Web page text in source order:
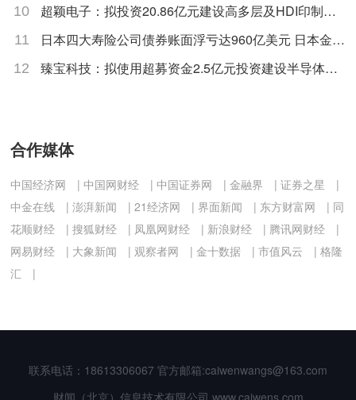
投资顾问业务人员的业绩考核指标
10
超颖电子：拟投资20.86亿元建设高多层及HDI印制电
路板P3项目
11
日本四大寿险公司债券账面浮亏达960亿美元 日本金融
厅予以密切关注
12
臻宝科技：拟使用超募资金2.5亿元投资建设半导体零
合作媒体
中国经济网 | 中国网财经 | 中国证券网 |金融界 |证券之星
|
中金在线
|澎湃新闻 |21经济网 |界面新闻 | 东方财富网 | 同
花顺财经
|搜狐财经 | 凤凰网财经 | 新浪财经 | 腾讯网财经
|
网易财经
| 大象新闻 | 观察者网 |金十数据 |市值风云 |格隆
汇
|
联系电话：18613306067 官方邮箱:caiwenwangs@163.com
财闻（北京）信息技术有限公司 www.caiwens.com